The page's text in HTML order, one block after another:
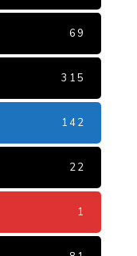
69
315
142
22
1